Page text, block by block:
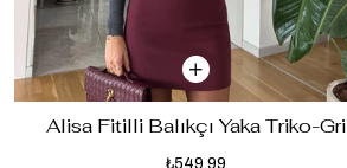
Alisa Fitilli Balıkçı Yaka Triko-Gri
₺549,99